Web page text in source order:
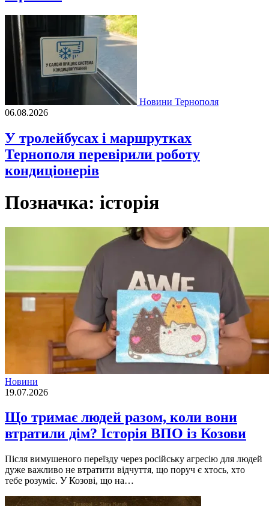
Новини Тернополя
06.08.2026
У тролейбусах і маршрутках
Тернополя перевірили роботу
кондиціонерів
Позначка: історія
Новини
19.07.2026
Що тримає людей разом, коли вони
втратили дім? Історія ВПО із Козови
Після вимушеного переїзду через російську агресію для людей
дуже важливо не втратити відчуття, що поруч є хтось, хто
тебе розуміє. У Козові, що на…